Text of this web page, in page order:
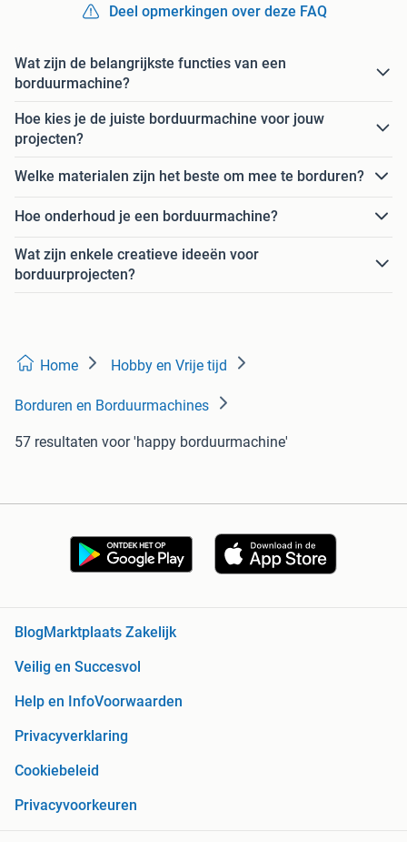
Deel opmerkingen over deze FAQ
Wat zijn de belangrijkste functies van een
borduurmachine?
Hoe kies je de juiste borduurmachine voor jouw
projecten?
Welke materialen zijn het beste om mee te borduren?
Hoe onderhoud je een borduurmachine?
Wat zijn enkele creatieve ideeën voor
borduurprojecten?
Home Hobby en Vrije tijd
Borduren en Borduurmachines
57 resultaten voor 'happy borduurmachine'
BlogMarktplaats Zakelijk
Veilig en Succesvol
Help en InfoVoorwaarden
Privacyverklaring
Cookiebeleid
Privacyvoorkeuren